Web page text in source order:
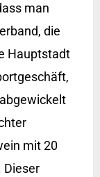
man
die
Hauptstadt
mit 20
Dieser